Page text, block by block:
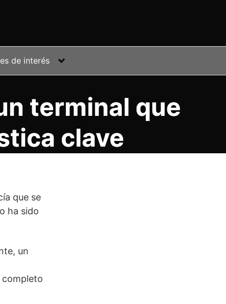
de interés
terminal que
clave
que se
ha sido
un
completo